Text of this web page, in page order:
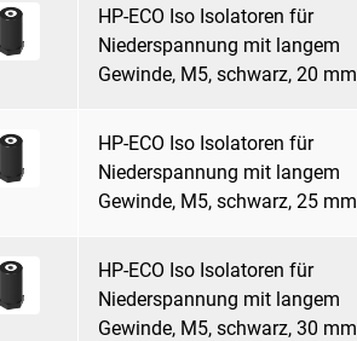
HP-ECO Iso Isolatoren für
Niederspannung mit langem
Gewinde, M5, schwarz, 20 mm
HP-ECO Iso Isolatoren für
Niederspannung mit langem
Gewinde, M5, schwarz, 25 mm
HP-ECO Iso Isolatoren für
Niederspannung mit langem
Gewinde, M5, schwarz, 30 mm